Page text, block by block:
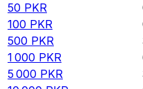
50 PKR
100 PKR
500 PKR
1 000 PKR
5 000 PKR